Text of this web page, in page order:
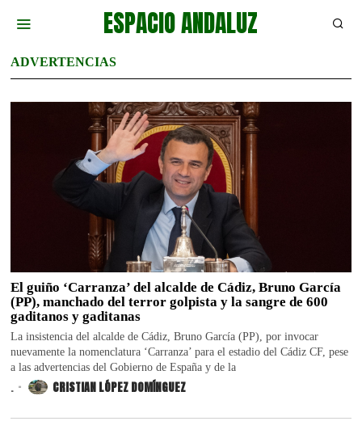
ESPACIO ANDALUZ
ADVERTENCIAS
El guiño ‘Carranza’ del alcalde de Cádiz, Bruno García
(PP), manchado del terror golpista y la sangre de 600
gaditanos y gaditanas
La insistencia del alcalde de Cádiz, Bruno García (PP), por invocar
nuevamente la nomenclatura ‘Carranza’ para el estadio del Cádiz CF, pese
a las advertencias del Gobierno de España y de la
. CRISTIAN LÓPEZ DOMÍNGUEZ